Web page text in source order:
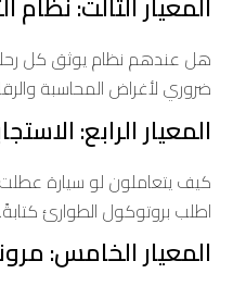
هل عندهم نظام يوثق كل
ضروري لأغراض المحاسبة
المعيار الرابع:
كيف يتعاملون لو سيارة
اطلب بروتوكول الطوارئ كتابةً.
المعيار الخامس: